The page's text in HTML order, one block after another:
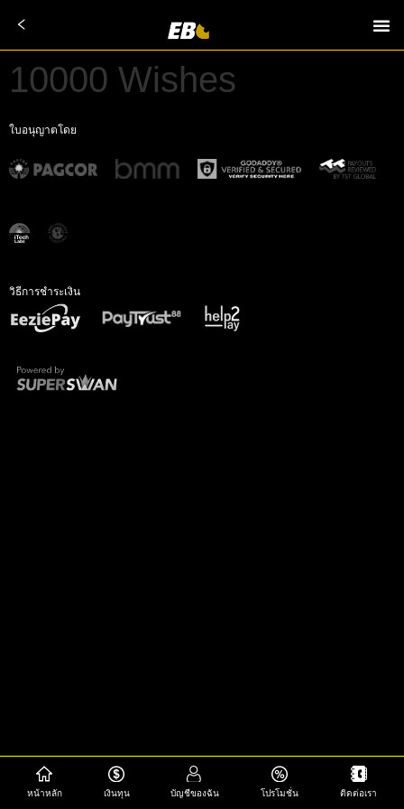
หน้าหลัก เงินทุน บัญชีของฉัน โปรโมชั่น ติดต่อเรา
10000 Wishes
ใบอนุญาตโดย
วิธีการชำระเงิน